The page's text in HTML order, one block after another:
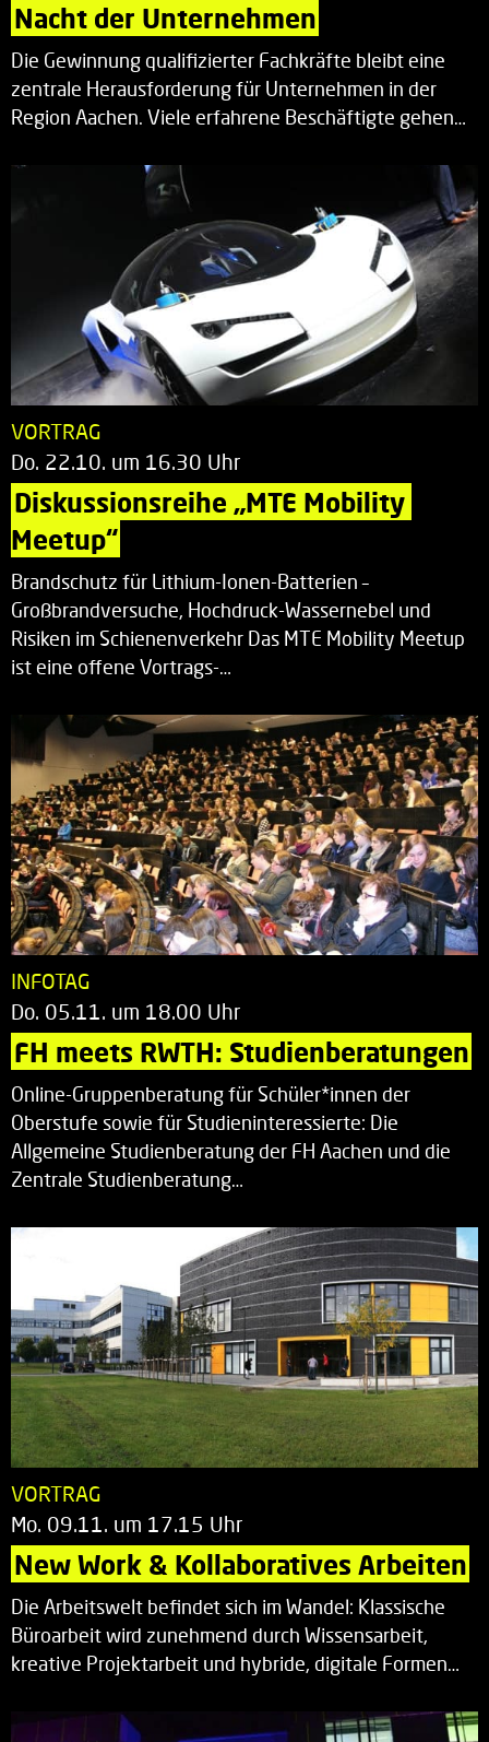
Nacht der Unternehmen
Die Gewinnung qualifizierter Fachkräfte bleibt eine
zentrale Herausforderung für Unternehmen in der
Region Aachen. Viele erfahrene Beschäftigte gehen…
VORTRAG
Do. 22.10. um 16.30 Uhr
Diskussionsreihe „MTE Mobility
Meetup“
Brandschutz für Lithium-Ionen-Batterien –
Großbrandversuche, Hochdruck-Wassernebel und
Risiken im Schienenverkehr Das MTE Mobility Meetup
ist eine offene Vortrags-…
INFOTAG
Do. 05.11. um 18.00 Uhr
FH meets RWTH: Studienberatungen
Online-Gruppenberatung für Schüler*innen der
Oberstufe sowie für Studieninteressierte: Die
Allgemeine Studienberatung der FH Aachen und die
Zentrale Studienberatung…
VORTRAG
Mo. 09.11. um 17.15 Uhr
New Work & Kollaboratives Arbeiten
Die Arbeitswelt befindet sich im Wandel: Klassische
Büroarbeit wird zunehmend durch Wissensarbeit,
kreative Projektarbeit und hybride, digitale Formen…